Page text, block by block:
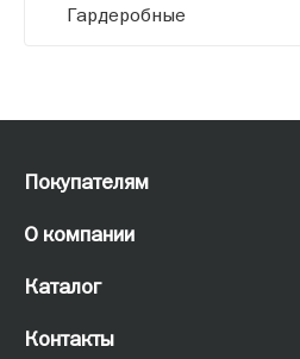
Гардеробные
Покупателям
О компании
Каталог
Контакты